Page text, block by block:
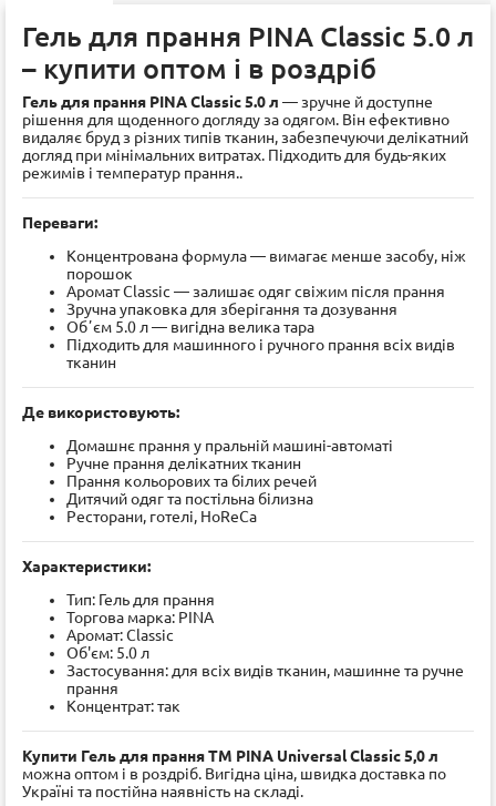
Гель для прання PINA Classic 5.0 л
– купити оптом і в роздріб
Гель для прання PINA Classic 5.0 л — зручне й доступне
рішення для щоденного догляду за одягом. Він ефективно
видаляє бруд з різних типів тканин, забезпечуючи делікатний
догляд при мінімальних витратах. Підходить для будь-яких
режимів і температур прання..
Переваги:
Концентрована формула — вимагає менше засобу, ніж
порошок
Аромат Classic — залишає одяг свіжим після прання
Зручна упаковка для зберігання та дозування
Обʼєм 5.0 л — вигідна велика тара
Підходить для машинного і ручного прання всіх видів
тканин
Де використовують:
Домашнє прання у пральній машині-автоматі
Ручне прання делікатних тканин
Прання кольорових та білих речей
Дитячий одяг та постільна білизна
Ресторани, готелі, HoReCa
Характеристики:
Тип: Гель для прання
Торгова марка: PINA
Аромат: Classic
Об'єм: 5.0 л
Застосування: для всіх видів тканин, машинне та ручне
прання
Концентрат: так
Купити Гель для прання ТМ PINA Universal Classic 5,0 л
можна оптом і в роздріб. Вигідна ціна, швидка доставка по
Україні та постійна наявність на складі.